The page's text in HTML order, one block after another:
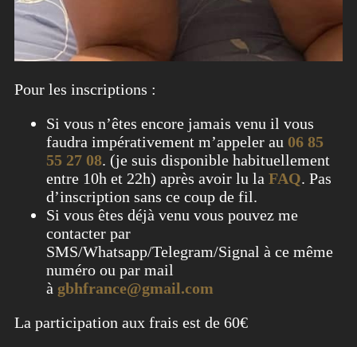
Pour les inscriptions :
Si vous n’êtes encore jamais venu il vous
faudra impérativement m’appeler au 06 85
55 27 08. (je suis disponible habituellement
entre 10h et 22h) après avoir lu la FAQ. Pas
d’inscription sans ce coup de fil.
Si vous êtes déjà venu vous pouvez me
contacter par
SMS/Whatsapp/Telegram/Signal à ce même
numéro ou par mail
à gbhfrance@gmail.com
La participation aux frais est de 60€